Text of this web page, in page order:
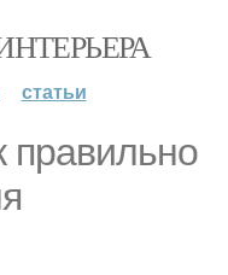
статьи
правильно